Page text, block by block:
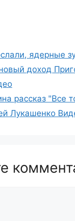
ядерные
доход
рассказ "Все
Лукашенко